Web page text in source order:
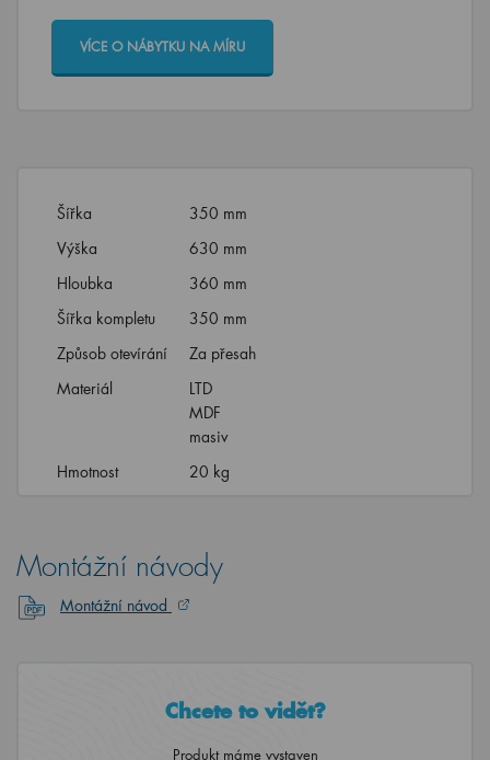
VÍCE O NÁBYTKU NA MÍRU
Šířka
350 mm
Výška
630 mm
Hloubka
360 mm
Šířka kompletu
350 mm
Způsob otevírání
Za přesah
Materiál
LTD
MDF
masiv
Hmotnost
20 kg
Montážní návody
Montážní návod
Chcete to vidět?
Produkt máme vystaven